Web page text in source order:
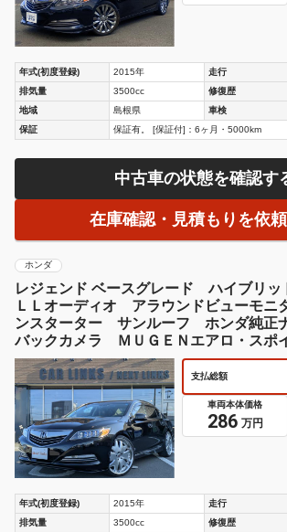
年式(初度登録) 2015年 走行
排気量
3500cc 修復歴
地域
島根県 車検
保証
保証有。 [保証付]：6ヶ月・5000km
中古車の状態を確認す
在庫確認・見積もりを依
ホンダ
レジェンド ベースグレード ハイブリ
ＬＬオーディオ アラウンドビューモ
ンスターター サンルーフ ホンダ純
バックカメラ ＭＵＧＥＮエアロ・ス
シートヒーター
支払総額
車両本体価格
286 万円
年式(初度登録) 2015年 走行
排気量
3500cc 修復歴